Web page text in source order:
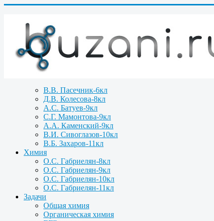
В.В. Пасечник-6кл
Д.В. Колесова-8кл
А.С. Батуев-9кл
С.Г. Мамонтова-9кл
А.А. Каменский-9кл
В.И. Сивоглазов-10кл
В.Б. Захаров-11кл
Химия
О.С. Габриелян-8кл
О.С. Габриелян-9кл
О.С. Габриелян-10кл
О.С. Габриелян-11кл
Задачи
Общая химия
Органическая химия